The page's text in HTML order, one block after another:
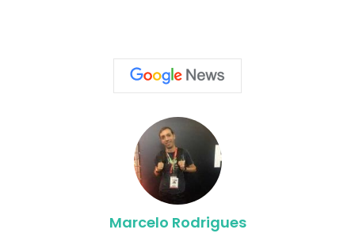
Marcelo Rodrigues